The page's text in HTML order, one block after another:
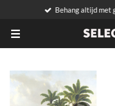
naar
Behang altijd met